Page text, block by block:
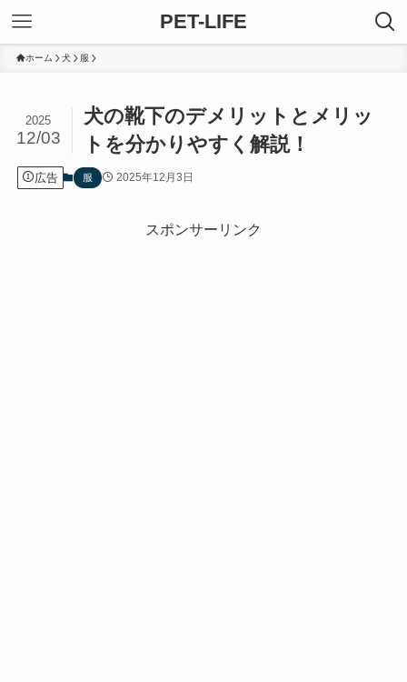
PET-LIFE
ホーム 犬 服
犬の靴下のデメリットとメリッ
トを分かりやすく解説！
2025
12/03
広告 服 2025年12月3日
スポンサーリンク